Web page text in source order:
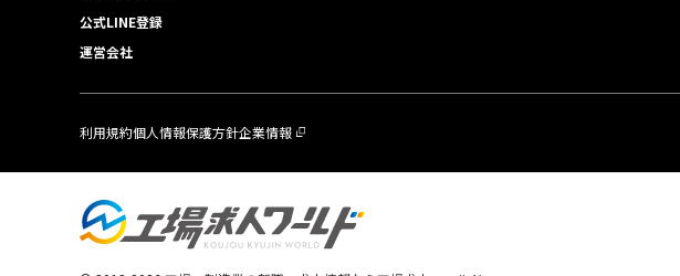
公式LINE登録
運営会社
利用規約個人情報保護方針企業情報